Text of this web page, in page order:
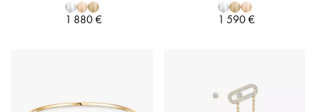
1 880 € 1 590 €